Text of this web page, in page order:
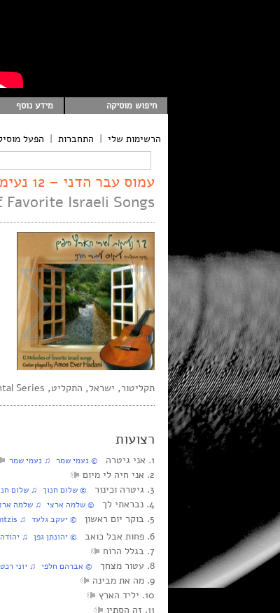
חיפוש מוסיקה מידע נוסף
הרשימות שלי | התחברות | הפעל
עמוס עבר הדני – 12 נעימות לשירי הארץ היפים
Israeli Songs
תקליטור, ישראל, התקליט, Instrumental Series, סטריאו
רצועות
1. אני גיטרה ‏ © נעמי שמר‏ ♫ נעמי שמר
2. אני חיה לי מיום
3. גיטרה וכינור
© שלום חנוך‏ ♫ שלום
4. נבראתי לך © שלמה ארצי‏ ♫ שלמה
5. בוקר יום ראשון ‏ © יעקב גלעד‏ ♫ Stavros Kouyioumtzis
6. פחות אבל כואב
© יהונתן גפן‏ ♫
7. בגלל הרוח
8. עטור מצחך
© אברהם חלפי‏ ♫ יוני
9. מה את מבינה
10. יליד הארץ
11. זה הסתיו